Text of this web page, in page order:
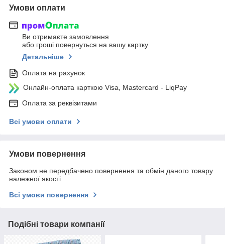
Умови оплати
Ви отримаєте замовлення
або гроші повернуться на вашу картку
Детальніше
Оплата на рахунок
Онлайн-оплата карткою Visa, Mastercard - LiqPay
Оплата за реквізитами
Всі умови оплати
Умови повернення
Законом не передбачено повернення та обмін даного товару
належної якості
Всі умови повернення
Подібні товари компанії